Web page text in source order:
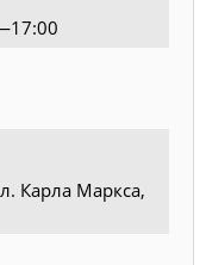
Карла Маркса,